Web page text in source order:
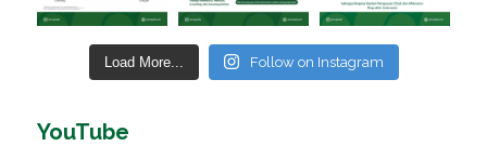
Load More... Follow on Instagram
YouTube